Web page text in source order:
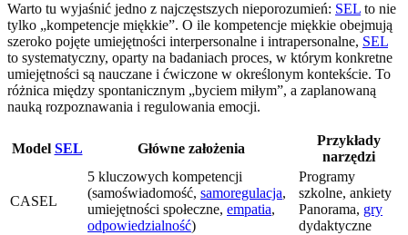
Warto tu wyjaśnić jedno z najczęstszych nieporozumień: SEL to nie
tylko „kompetencje miękkie”. O ile kompetencje miękkie obejmują
szeroko pojęte umiejętności interpersonalne i intrapersonalne, SEL
to systematyczny, oparty na badaniach proces, w którym konkretne
umiejętności są nauczane i ćwiczone w określonym kontekście. To
różnica między spontanicznym „byciem miłym”, a zaplanowaną
nauką rozpoznawania i regulowania emocji.
Model SEL Główne założenia
Przykłady
narzędzi
CASEL
5 kluczowych kompetencji
(samoświadomość, samoregulacja,
umiejętności społeczne, empatia,
odpowiedzialność)
Programy
szkolne, ankiety
Panorama, gry
dydaktyczne